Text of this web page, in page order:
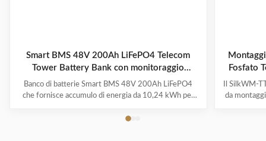
Smart BMS 48V 200Ah LiFePO4 Telecom
Tower Battery Bank con monitoraggio
remoto RS485 10kWh
Banco di batterie Smart BMS 48V 200Ah LiFePO4
che fornisce accumulo di energia da 10,24 kWh per
remoto RS485/CAN, oltre 6000 cicli e scalabilità
Fosfato
BMS
Il SilkWM-
da